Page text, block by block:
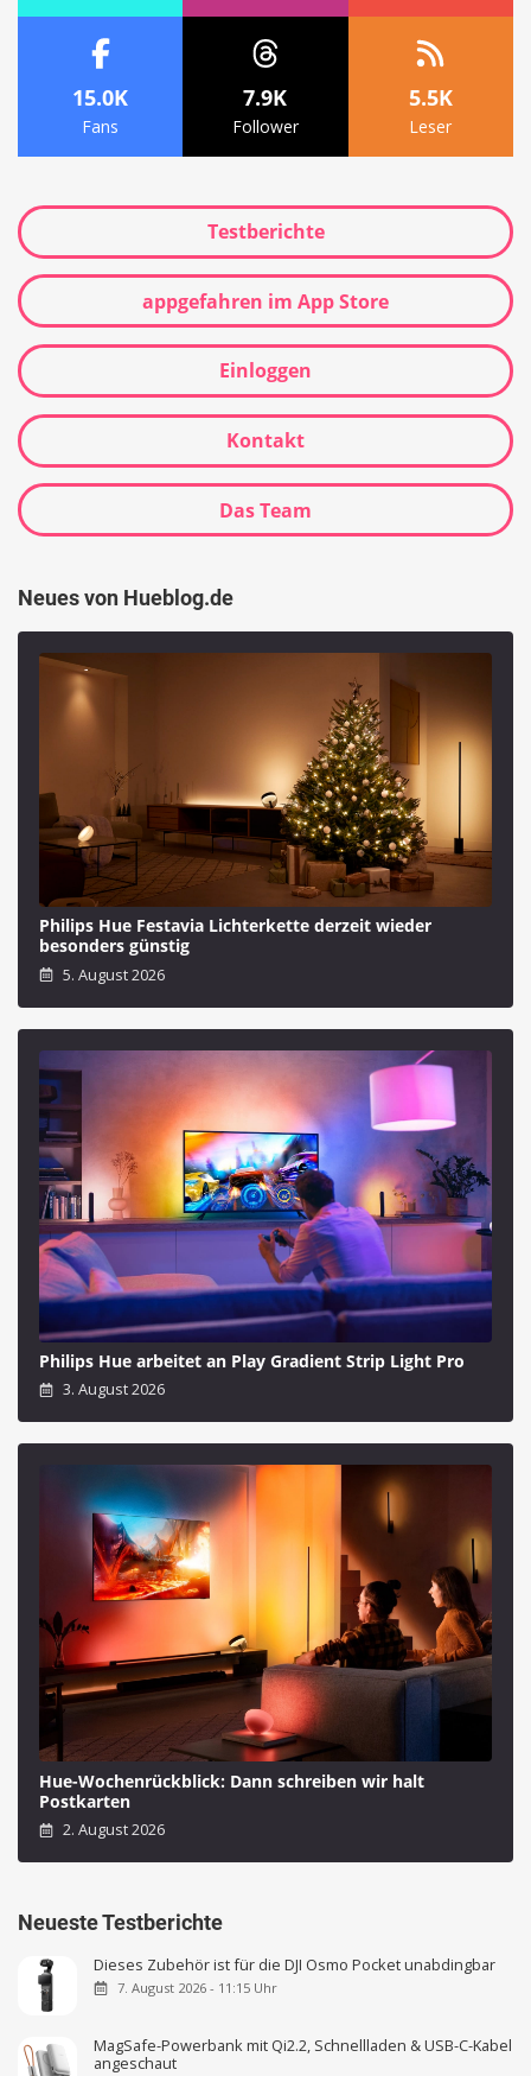
15.0K
Fans
7.9K
Follower
5.5K
Leser
Testberichte
appgefahren im App Store
Einloggen
Kontakt
Das Team
Neues von Hueblog.de
Philips Hue Festavia Lichterkette derzeit wieder
besonders günstig
5. August 2026
Philips Hue arbeitet an Play Gradient Strip Light Pro
3. August 2026
Hue-Wochenrückblick: Dann schreiben wir halt
Postkarten
2. August 2026
Neueste Testberichte
Dieses Zubehör ist für die DJI Osmo Pocket unabdingbar
7. August 2026 - 11:15 Uhr
MagSafe-Powerbank mit Qi2.2, Schnellladen & USB-C-Kabel
angeschaut